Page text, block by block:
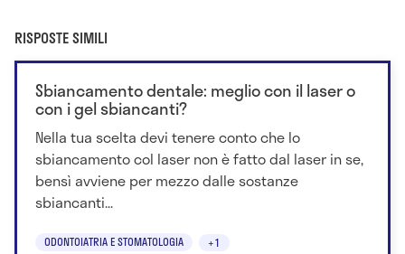
RISPOSTE SIMILI
Sbiancamento dentale: meglio con il laser o
con i gel sbiancanti?
Nella tua scelta devi tenere conto che lo
sbiancamento col laser non è fatto dal laser in se,
bensì avviene per mezzo dalle sostanze
sbiancanti...
ODONTOIATRIA E STOMATOLOGIA +1